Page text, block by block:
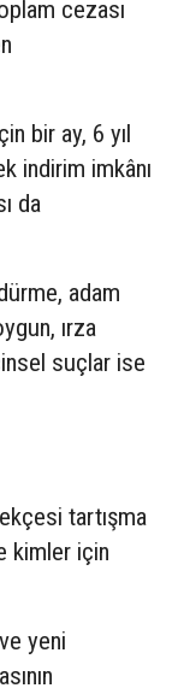
cezası
bir ay, 6 yıl
indirim imkânı
da
adam
ırza
suçlar ise
tartışma
kimler için
yeni